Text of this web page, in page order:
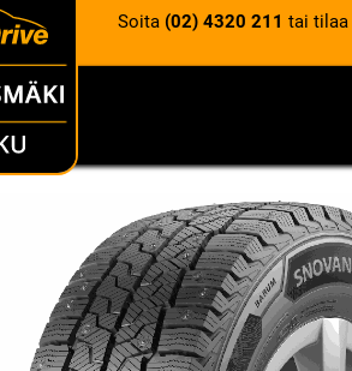
Soita (02) 4320 211 tai tilaa
RENKAAT